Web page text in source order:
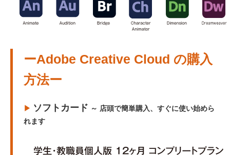
ーAdobe Creative Cloud の購入
方法ー
▶︎ ソフトカード ～ 店頭で簡単購入、すぐに使い始めら
れます